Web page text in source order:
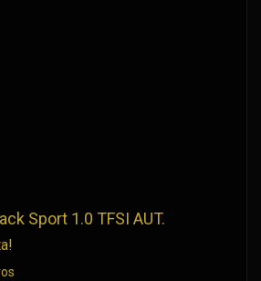
Sport 1.0 TFSI AUT.